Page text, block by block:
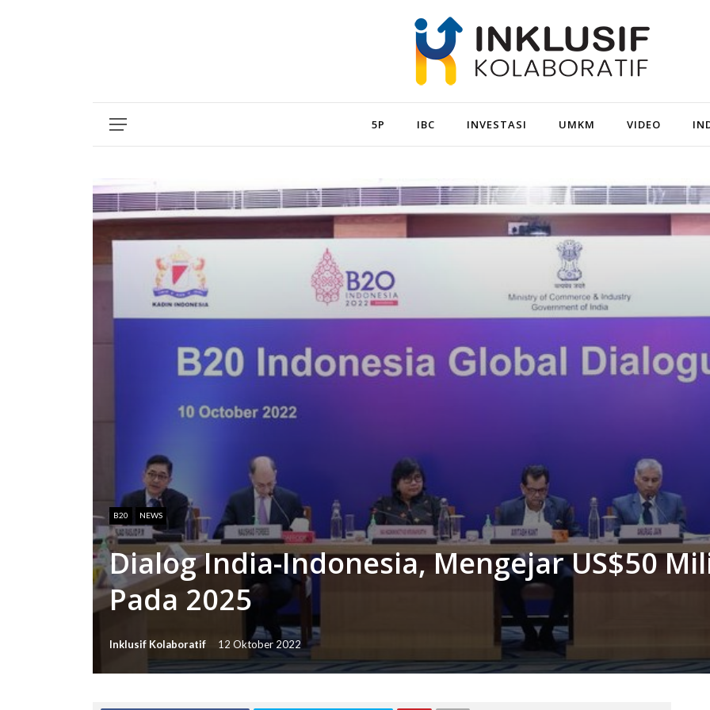
5P IBC INVESTASI UMKM VIDEO
B20 NEWS
Dialog India-Indonesia, Mengejar US$50
Pada 2025
Inklusif Kolaboratif 12 Oktober 2022